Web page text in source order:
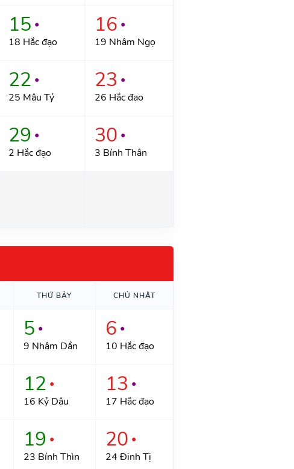
15 ●
18 Hắc đạo
16 ●
19 Nhâm Ngọ
22 ●
25 Mậu Tý
23 ●
26 Hắc đạo
29 ●
2 Hắc đạo
30 ●
3 Bính Thân
THỨ BẢY CHỦ NHẬT
5 ●
9 Nhâm Dần
6 ●
10 Hắc đạo
12 ●
16 Kỷ Dậu
13 ●
17 Hắc đạo
19 ●
23 Bính Thìn
20 ●
24 Đinh Tị